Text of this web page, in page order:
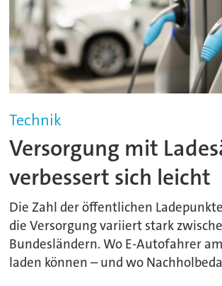
Technik
Versorgung mit
verbessert sich leicht
Die Zahl der öffentlichen
die Versorgung variiert stark
Bundesländern. Wo E-Autofahrer
laden können – und wo